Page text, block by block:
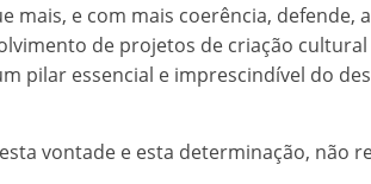
mais, e com mais coerência, defende,
de projetos de criação
pilar essencial e imprescindível do
vontade e esta determinação, não